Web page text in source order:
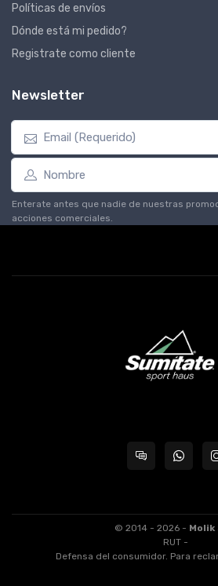
Políticas de envíos
Dónde está mi pedido?
Registrate como cliente
Newsletter
Enterate antes que nadie de nuestras
acciones comerciales.
© 2014 - 2026 - Molik
RUT -
Defensa del consumidor. Para